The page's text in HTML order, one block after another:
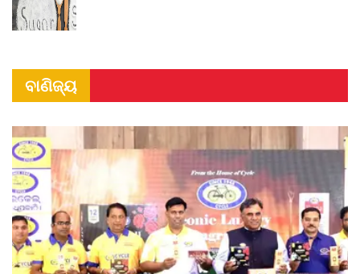
ବାଣିଜ୍ୟ